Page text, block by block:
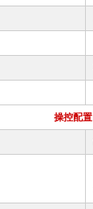
操控配置